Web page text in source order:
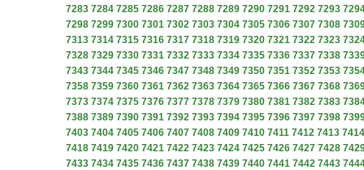
7283 7284 7285 7286 7287 7288 7289 7290 7291 7292 7293
7298 7299 7300 7301 7302 7303 7304 7305 7306 7307 7308
7313 7314 7315 7316 7317 7318 7319 7320 7321 7322 7323
7328 7329 7330 7331 7332 7333 7334 7335 7336 7337 7338
7343 7344 7345 7346 7347 7348 7349 7350 7351 7352 7353
7358 7359 7360 7361 7362 7363 7364 7365 7366 7367 7368
7373 7374 7375 7376 7377 7378 7379 7380 7381 7382 7383
7388 7389 7390 7391 7392 7393 7394 7395 7396 7397 7398
7403 7404 7405 7406 7407 7408 7409 7410 7411 7412 7413 7414
7418 7419 7420 7421 7422 7423 7424 7425 7426 7427 7428
7433 7434 7435 7436 7437 7438 7439 7440 7441 7442 7443